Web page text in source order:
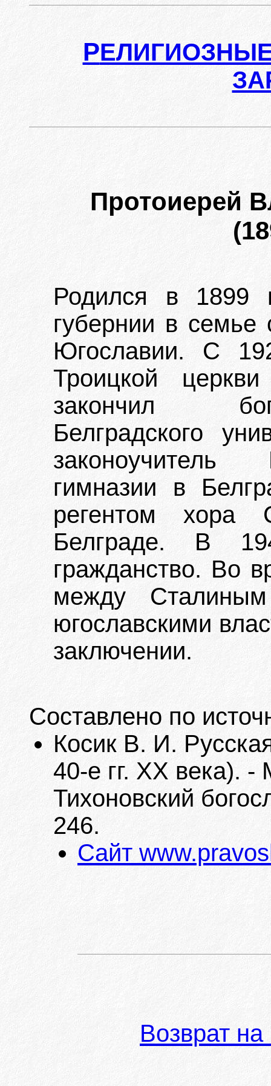
Р
Протоиерей
Родился в 1899
губернии в
Югославии. С
Троицкой
закончил
Белградского
законоучитель
гимназии в
регентом хора
Белграде. В
гражданство. Во
между
югославскими
заключении.
Составлено по
Косик В. И.
40-е гг. XX века).
Тихоновский
246.
Сайт
Возврат